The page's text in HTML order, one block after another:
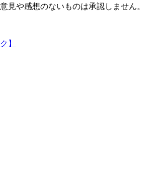
見や感想のないものは承認しません。
】